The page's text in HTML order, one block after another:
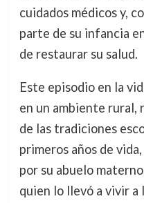
cuidados médicos y,
parte de su infancia
de restaurar su salud.
Este episodio en la
en un ambiente rural,
de las tradiciones
primeros años de
por su abuelo
quien lo llevó a vivir a